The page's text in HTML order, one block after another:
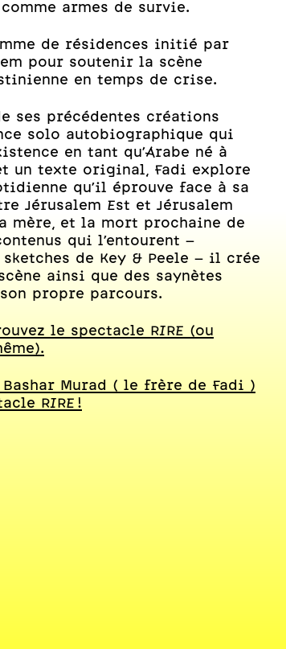
armes de survie.
de résidences initié par
pour soutenir la scène
en temps de crise.
ses précédentes créations
solo autobiographique qui
en tant qu’Arabe né à
un texte original, Fadi explore
qu’il éprouve face à sa
Jérusalem Est et Jérusalem
mère, et la mort prochaine de
qui l’entourent –
de Key & Peele – il crée
ainsi que des saynètes
propre parcours.
le spectacle RIRE (ou
Bashar Murad ( le frère de Fadi )
RIRE !